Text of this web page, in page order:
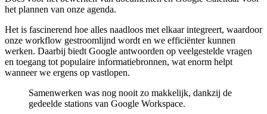
het plannen van onze agenda.
Het is fascinerend hoe alles naadloos met elkaar integreert, waardoor
onze workflow gestroomlijnd wordt en we efficiënter kunnen
werken. Daarbij biedt Google antwoorden op veelgestelde vragen
en toegang tot populaire informatiebronnen, wat enorm helpt
wanneer we ergens op vastlopen.
Samenwerken was nog nooit zo makkelijk, dankzij de
gedeelde stations van Google Workspace.